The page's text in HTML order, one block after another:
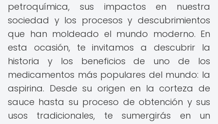
petroquímica, sus impactos en nuestra
sociedad y los procesos y descubrimientos
que han moldeado el mundo moderno. En
esta ocasión, te invitamos a descubrir la
historia y los beneficios de uno de los
medicamentos más populares del mundo: la
aspirina. Desde su origen en la corteza de
sauce hasta su proceso de obtención y sus
usos tradicionales, te sumergirás en un